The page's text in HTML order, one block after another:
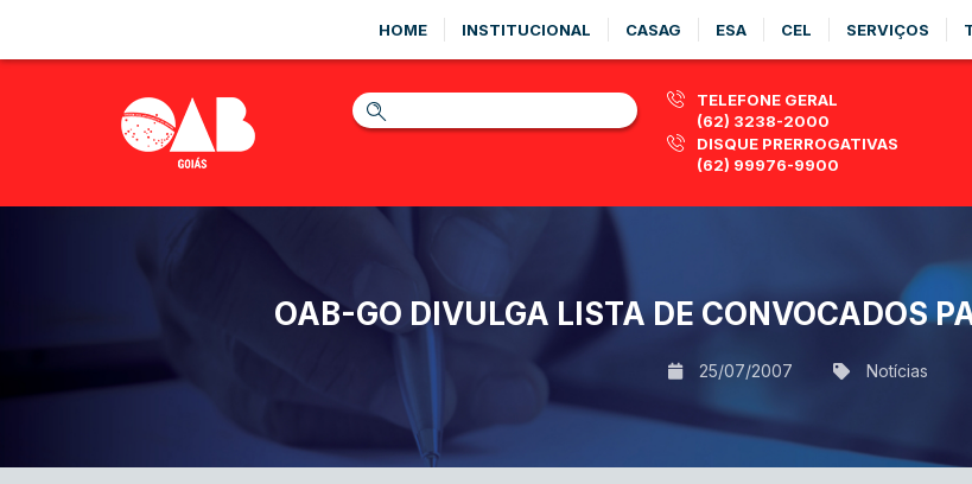
HOME INSTITUCIONAL CASAG ESA CEL SERVIÇOS
TELEFONE GERAL
(62) 3238-2000
DISQUE PRERROGATIVAS
(62) 99976-9900
OAB-GO DIVULGA LISTA DE CONVOCADOS
25/07/2007 Notícias